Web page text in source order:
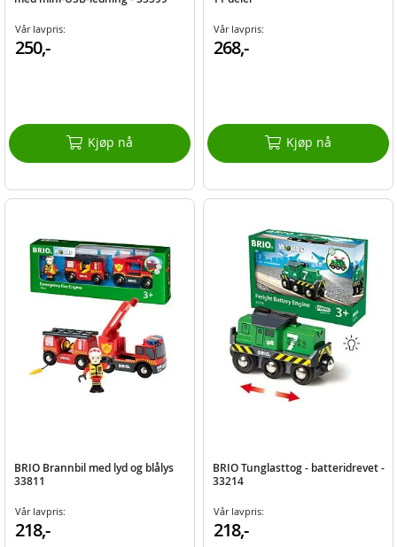
Vår lavpris:
250,-
Kjøp nå
Vår lavpris:
268,-
Kjøp nå
BRIO Brannbil med lyd og blålys
33811
Vår lavpris:
218,-
BRIO Tunglasttog - batteridrevet -
33214
Vår lavpris:
218,-